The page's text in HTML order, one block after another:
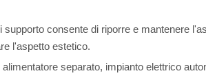
consente di riporre e mantenere
l'aspetto estetico.
separato, impianto elettrico